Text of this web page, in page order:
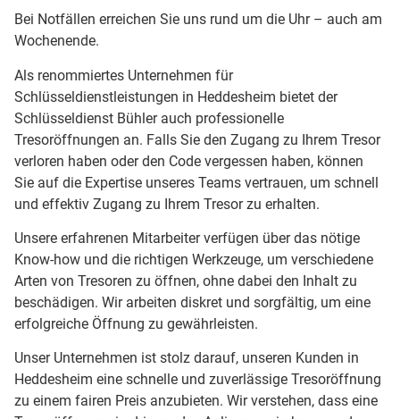
Bei Notfällen erreichen Sie uns rund um die Uhr – auch am
Wochenende.
Als renommiertes Unternehmen für
Schlüsseldienstleistungen in Heddesheim bietet der
Schlüsseldienst Bühler auch professionelle
Tresoröffnungen an. Falls Sie den Zugang zu Ihrem Tresor
verloren haben oder den Code vergessen haben, können
Sie auf die Expertise unseres Teams vertrauen, um schnell
und effektiv Zugang zu Ihrem Tresor zu erhalten.
Unsere erfahrenen Mitarbeiter verfügen über das nötige
Know-how und die richtigen Werkzeuge, um verschiedene
Arten von Tresoren zu öffnen, ohne dabei den Inhalt zu
beschädigen. Wir arbeiten diskret und sorgfältig, um eine
erfolgreiche Öffnung zu gewährleisten.
Unser Unternehmen ist stolz darauf, unseren Kunden in
Heddesheim eine schnelle und zuverlässige Tresoröffnung
zu einem fairen Preis anzubieten. Wir verstehen, dass eine